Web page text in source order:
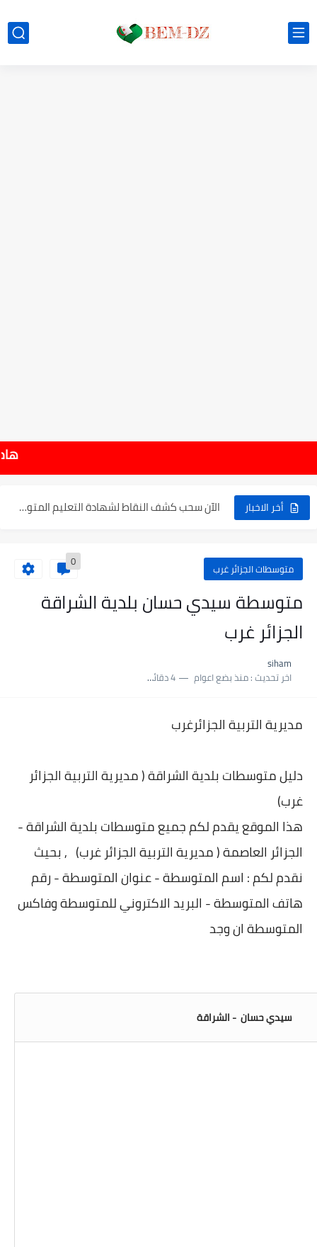
هام : نتائج
أخر الاخبار
موعد الدخول المدرسي ورزنامة العطل والاختبارات للسنة الدراسية 2025-2026
الإعلان عن نتائج بكالوريا 2025 في الجزائر يوم 20...
الآن سحب كشف النقاط لشهادة التعليم المتوسط 2025
حساب معدل شهادة التعليم المتوسط بيام 2025
متوسطات الجزائر غرب 0
متوسطة سيدي حسان بلدية الشراقة
الجزائر غرب
siham
اخر تحديث :منذ بضع اعوام 4 دقائق للقراءة
مديرية التربية الجزائرغرب
دليل متوسطات بلدية الشراقة ( مديرية التربية الجزائر
غرب)
هذا الموقع يقدم لكم جميع متوسطات بلدية الشراقة -
الجزائر العاصمة ( مديرية التربية الجزائر غرب) , بحيث
نقدم لكم : اسم المتوسطة - عنوان المتوسطة - رقم
هاتف المتوسطة - البريد الاكتروني للمتوسطة وفاكس
المتوسطة ان وجد
سيدي حسان - الشراقة